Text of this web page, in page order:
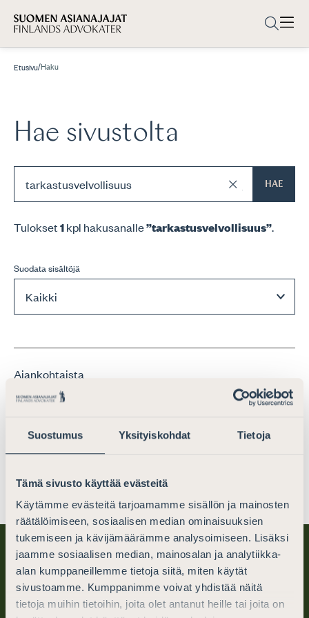
Suostumus Yksityiskohdat Tietoja
Tämä sivusto käyttää evästeitä
Käytämme evästeitä tarjoamamme sisällön ja mainosten
räätälöimiseen, sosiaalisen median ominaisuuksien
tukemiseen ja kävijämäärämme analysoimiseen. Lisäksi
jaamme sosiaalisen median, mainosalan ja analytiikka-
alan kumppaneillemme tietoja siitä, miten käytät
sivustoamme. Kumppanimme voivat yhdistää näitä
tietoja muihin tietoihin, joita olet antanut heille tai joita on
Etusivu/Haku
Hae sivustolta
HAE
Tulokset1kpl hakusanalle”tarkastusvelvollisuus”.
Ajankohtaista
Lausunto hallituksen esityksestä uudeksi
Lausunnot7.12.2021
Suodata sisältöjä